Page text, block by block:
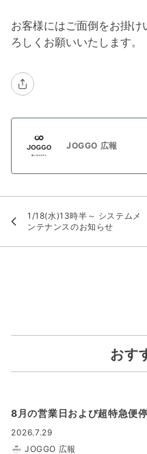
お客様にはご面倒をお掛け
ろしくお願いいたします。
JOGGO 広報
1/18(水)13時半～ システムメ
ンテナンスのお知らせ
おす
8月の営業日および超特急便
2026.7.29
JOGGO 広報